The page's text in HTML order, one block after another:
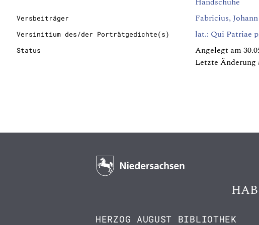
Versbeiträger Fabricius,
Versinitium des/der Porträtgedichte(s) lat.: Qui Patriae
Status
Angelegt am
Letzte Änderung
HAB
HERZOG AUGUST BIBLIOTHEK